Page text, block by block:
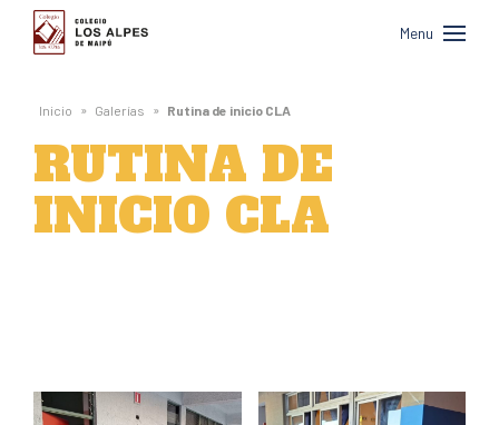
Colegio
Los
Alpes
de
Maipú
Menu
Inicio » Galerías » Rutina de inicio CLA
RUTINA DE
INICIO CLA